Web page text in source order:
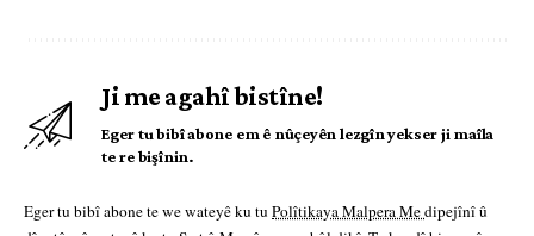
Ji me agahî bistîne!
Eger tu bibî abone em ê nûçeyên lezgîn yekser ji maîla
te re bişînin.
Eger tu bibî abone te we wateyê ku tu Polîtikaya Malpera Medipejînî û